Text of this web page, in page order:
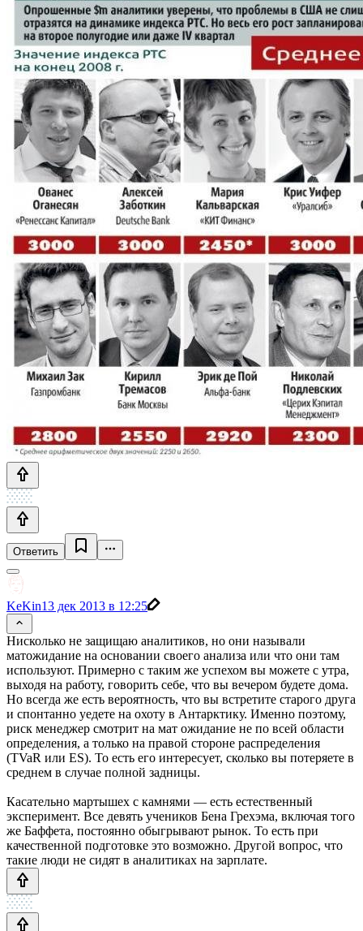
Ответить
KeKin13 дек 2013 в 12:25
Нисколько не защищаю аналитиков, но они называли
матожидание на основании своего анализа или что они там
используют. Примерно с таким же успехом вы можете с утра,
выходя на работу, говорить себе, что вы вечером будете дома.
Но всегда же есть вероятность, что вы встретите старого друга
и спонтанно уедете на охоту в Антарктику. Именно поэтому,
риск менеджер смотрит на мат ожидание не по всей области
определения, а только на правой стороне распределения
(TVaR или ES). То есть его интересует, сколько вы потеряете в
среднем в случае полной задницы.
Касательно мартышех с камнями — есть естественный
эксперимент. Все девять учеников Бена Грехэма, включая того
же Баффета, постоянно обыгрывают рынок. То есть при
качественной подготовке это возможно. Другой вопрос, что
такие люди не сидят в аналитиках на зарплате.